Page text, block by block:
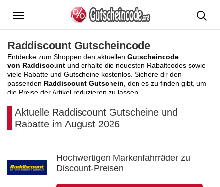
Menü
Raddiscount Gutscheincode
Entdecke zum Shoppen den aktuellen Gutscheincode
von Raddiscount und erhalte die neuesten Rabattcodes sowie
viele Rabatte und Gutscheine kostenlos. Sichere dir den
passenden Raddiscount Gutschein , den es zu finden gibt, um
die Preise der Artikel reduzieren zu lassen.
Aktuelle Raddiscount Gutscheine und
Rabatte im August 2026
Hochwertigen Markenfahrräder zu
Discount-Preisen